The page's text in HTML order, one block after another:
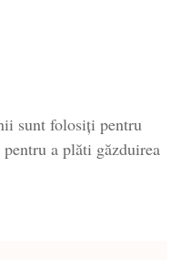
sunt folosiți pentru
a plăti găzduirea